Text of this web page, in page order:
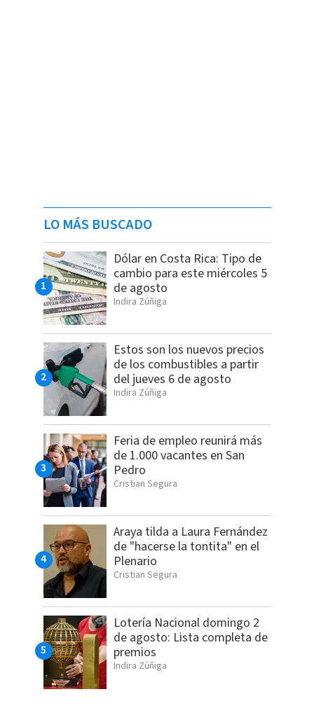
LO MÁS BUSCADO
Dólar en Costa Rica: Tipo de
cambio para este miércoles 5
de agosto
Indira Zúñiga
Estos son los nuevos precios
de los combustibles a partir
del jueves 6 de agosto
Indira Zúñiga
Feria de empleo reunirá más
de 1.000 vacantes en San
Pedro
Cristian Segura
Araya tilda a Laura Fernández
de "hacerse la tontita" en el
Plenario
Cristian Segura
Lotería Nacional domingo 2
de agosto: Lista completa de
premios
Indira Zúñiga